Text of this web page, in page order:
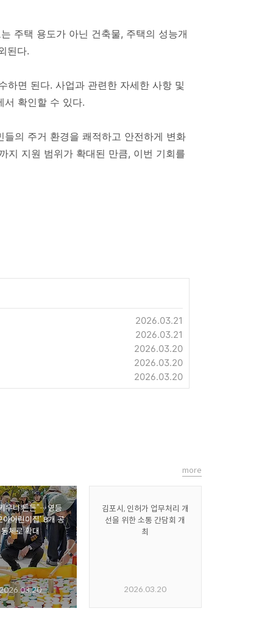
주택 용도가 아닌 건축물, 주택의 성능개
된다.
하면 된다. 사업과 관련한 자세한 사항 및
서 확인할 수 있다.
의 주거 환경을 쾌적하고 안전하게 변화
지 지원 범위가 확대된 만큼, 이번 기회를
2026.03.21
2026.03.21
2026.03.20
2026.03.20
2026.03.20
우니 든든”…영등
아어린이집’ 8개 공
동체로 확대
김포시, 인허가 업무처리 개
선을 위한 소통 간담회 개
최
2026.03.20
more